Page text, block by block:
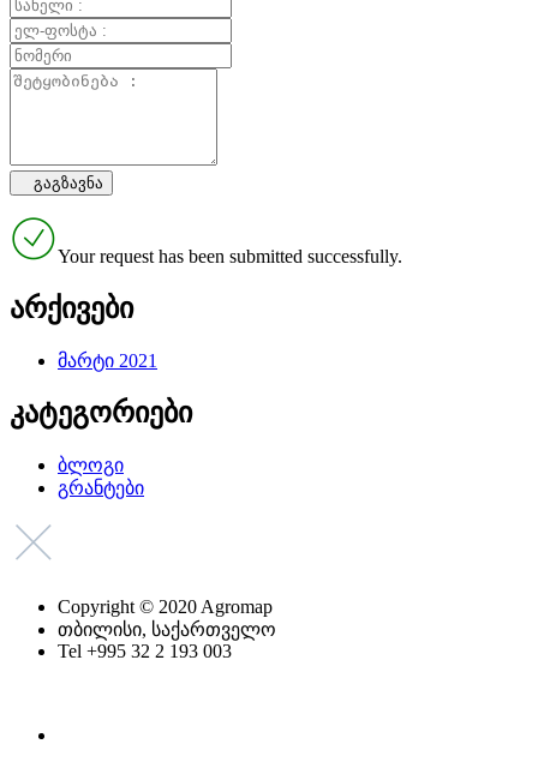
Your request has been submitted successfully.
არქივები
მარტი 2021
კატეგორიები
ბლოგი
გრანტები
Copyright © 2020 Agromap
თბილისი, საქართველო
Tel +995 32 2 193 003